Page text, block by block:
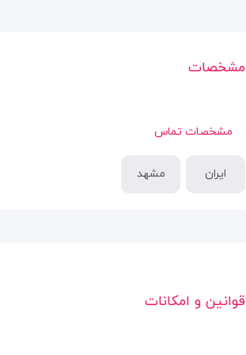
مشخصات
مشخصات تماس
ایران مشهد
قوانین و امکانات